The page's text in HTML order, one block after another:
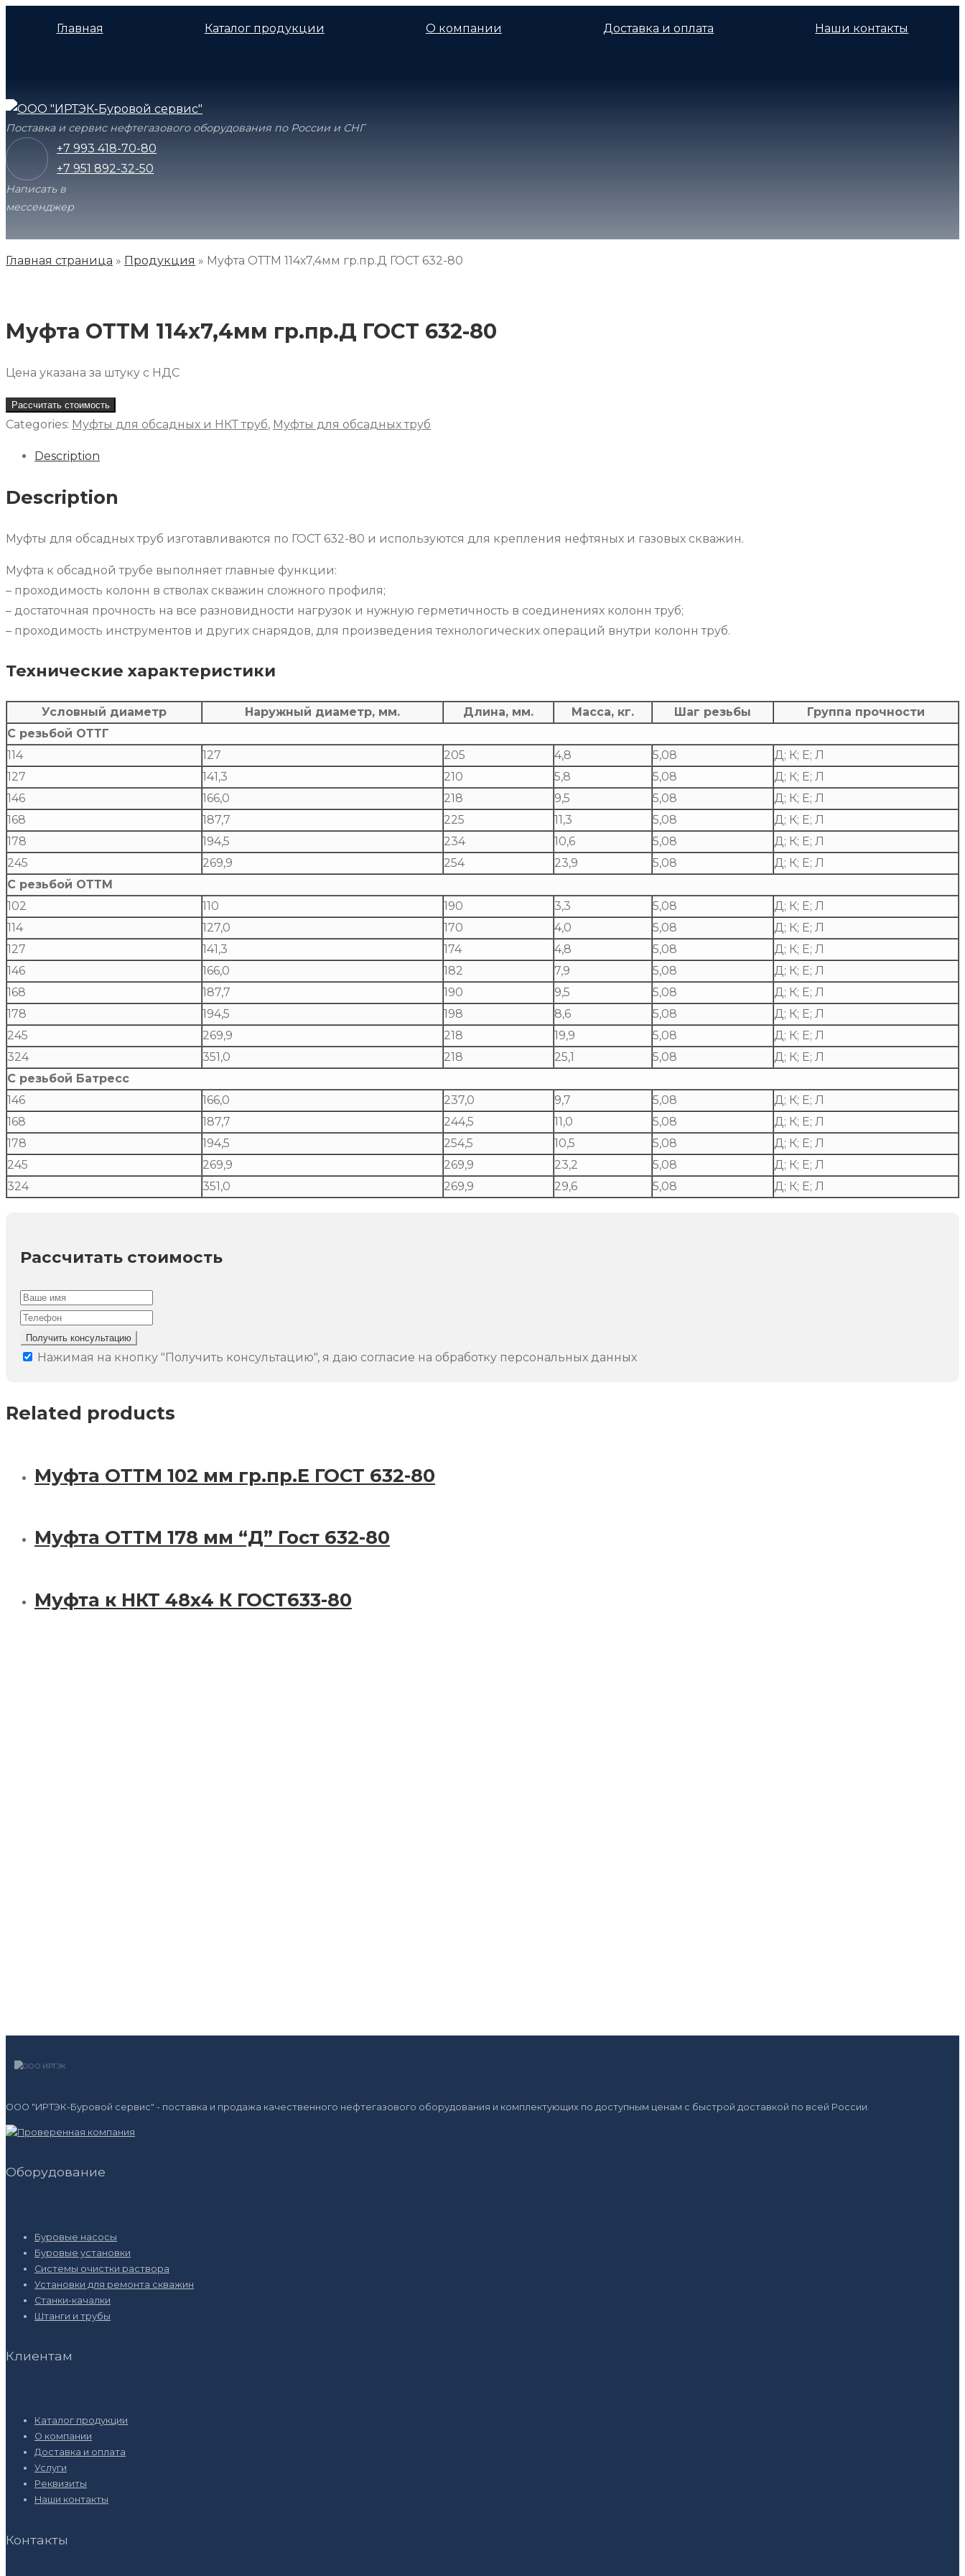
Главная Каталог продукции О компании Доставка и оплата Наши контакты
Поставка и сервис нефтегазового оборудования по России и СНГ
+7 993 418-70-80
+7 951 892-32-50
Написать в
мессенджер
Главная страница » Продукция » Муфта ОТТМ 114х7,4мм гр.пр.Д ГОСТ 632-80
Муфта ОТТМ 114х7,4мм гр.пр.Д ГОСТ 632-80
Цена указана за штуку с НДС
Рассчитать стоимость
Categories: Муфты для обсадных и НКТ труб, Муфты для обсадных труб
Description
Description
Муфты для обсадных труб изготавливаются по ГОСТ 632-80 и используются для крепления нефтяных и газовых скважин.
Муфта к обсадной трубе выполняет главные функции:
– проходимость колонн в стволах скважин сложного профиля;
– достаточная прочность на все разновидности нагрузок и нужную герметичность в соединениях колонн труб;
– проходимость инструментов и других снарядов, для произведения технологических операций внутри колонн труб.
Технические характеристики
Условный диаметр Наружный диаметр, мм. Длина, мм. Масса, кг. Шаг резьбы
Группа прочности
С резьбой ОТТГ
114
127 205 4,8 5,08
Д; К; Е; Л
127
141,3 210 5,8 5,08
Д; К; Е; Л
146
166,0 218 9,5 5,08
Д; К; Е; Л
168
187,7 225 11,3 5,08
Д; К; Е; Л
178
194,5 234 10,6 5,08
Д; К; Е; Л
245
269,9 254 23,9 5,08
Д; К; Е; Л
С резьбой ОТТМ
102
110 190 3,3 5,08
Д; К; Е; Л
114
127,0 170 4,0 5,08
Д; К; Е; Л
127
141,3 174 4,8 5,08
Д; К; Е; Л
146
166,0 182 7,9 5,08
Д; К; Е; Л
168
187,7 190 9,5 5,08
Д; К; Е; Л
178
194,5 198 8,6 5,08
Д; К; Е; Л
245
269,9 218 19,9 5,08
Д; К; Е; Л
324
351,0 218 25,1 5,08
Д; К; Е; Л
С резьбой Батресс
146
166,0 237,0 9,7 5,08
Д; К; Е; Л
168
187,7 244,5 11,0 5,08
Д; К; Е; Л
178
194,5 254,5 10,5 5,08
Д; К; Е; Л
245
269,9 269,9 23,2 5,08
Д; К; Е; Л
324
351,0 269,9 29,6 5,08 Д; К; Е; Л
Рассчитать стоимость
Получить консультацию
Нажимая на кнопку "Получить консультацию", я даю согласие на обработку персональных данных
Related products
Муфта ОТТМ 102 мм гр.пр.Е ГОСТ 632-80
Муфта ОТТМ 178 мм “Д” Гост 632-80
Муфта к НКТ 48х4 К ГОСТ633-80
ООО "ИРТЭК-Буровой сервис" - поставка и продажа качественного нефтегазового оборудования и комплектующих по доступным ценам с быстрой доставкой по всей России.
Оборудование
Буровые насосы
Буровые установки
Системы очистки раствора
Установки для ремонта скважин
Станки-качалки
Штанги и трубы
Клиентам
Каталог продукции
О компании
Доставка и оплата
Услуги
Реквизиты
Наши контакты
Контакты